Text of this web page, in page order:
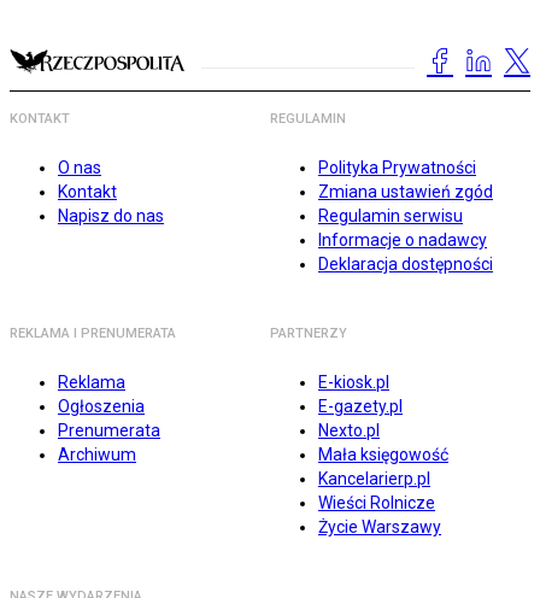
KONTAKT
O nas
Kontakt
Napisz do nas
REGULAMIN
Polityka Prywatności
Zmiana ustawień zgód
Regulamin serwisu
Informacje o nadawcy
Deklaracja dostępności
REKLAMA I PRENUMERATA
Reklama
Ogłoszenia
Prenumerata
Archiwum
PARTNERZY
E-kiosk.pl
E-gazety.pl
Nexto.pl
Mała księgowość
Kancelarierp.pl
Wieści Rolnicze
Życie Warszawy